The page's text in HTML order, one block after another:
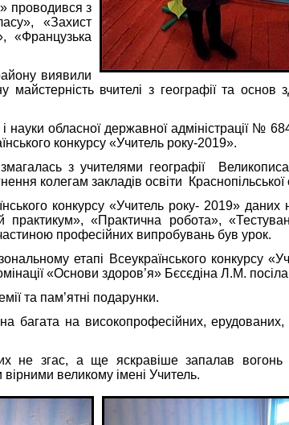
проводився з
«Захист
«Французька
виявили
вчителі з географії та
обласної державної адміністрації №
конкурсу «Учитель року-2019».
з учителями географії
колегам закладів освіти
конкурсу «Учитель року- 2019» даних
«Практична робота»,
професійних випробувань був урок.
етапі Всеукраїнського конкурсу
«Основи здоров’я» Бєсєдіна Л.М. посіла
та пам’ятні подарунки.
на високопрофесійних, ерудованих,
а ще яскравіше запалав вогонь
вірними великому імені Учитель.